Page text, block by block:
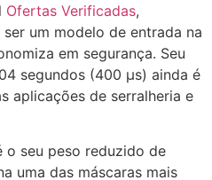
Ofertas Verificadas,
um modelo de entrada na
em segurança. Seu
segundos (400 µs) ainda é
aplicações de serralheria e
o seu peso reduzido de
uma das máscaras mais